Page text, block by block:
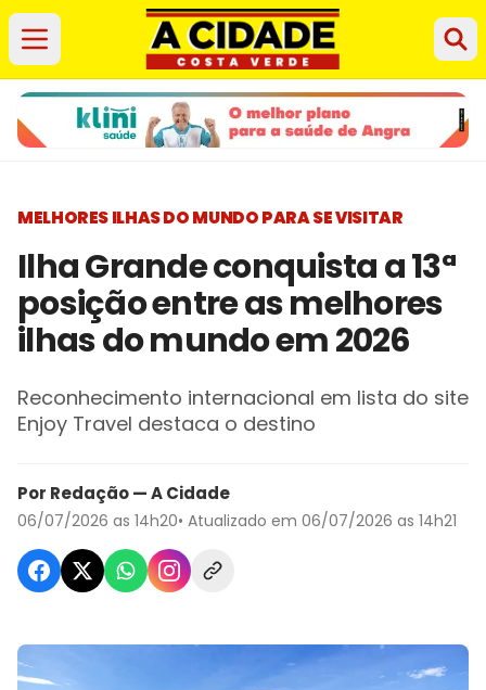
MELHORES ILHAS DO MUNDO PARA SE VISITAR
Ilha Grande conquista a 13ª
posição entre as melhores
ilhas do mundo em 2026
Reconhecimento internacional em lista do site
Enjoy Travel destaca o destino
Por Redação — A Cidade
06/07/2026 as 14h20• Atualizado em 06/07/2026 as 14h21